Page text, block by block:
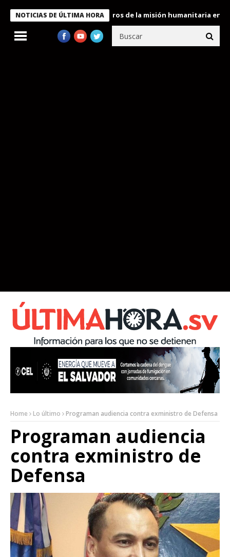
NOTICIAS DE ÚLTIMA HORA
Bukele condecora a miembros de la misión humanitaria enviada
Home Lo último Programan audiencia contra exministro de Defensa
Programan audiencia
contra exministro de
Defensa